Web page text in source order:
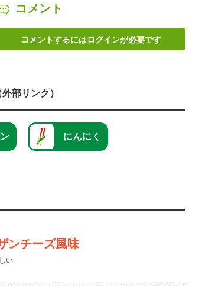
コメント
コメントするにはログインが必要です
外部リンク）
にんにく
ンチーズ風味
い